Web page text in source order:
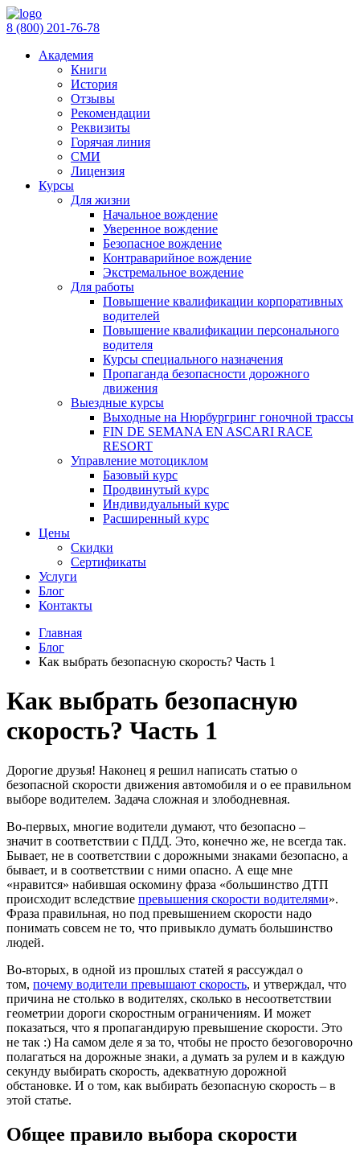
8 (800) 201-76-78
Академия
Книги
История
Отзывы
Рекомендации
Реквизиты
Горячая линия
СМИ
Лицензия
Курсы
Для жизни
Начальное вождение
Уверенное вождение
Безопасное вождение
Контраварийное вождение
Экстремальное вождение
Для работы
Повышение квалификации корпоративных
водителей
Повышение квалификации персонального
водителя
Курсы специального назначения
Пропаганда безопасности дорожного
движения
Выездные курсы
Выходные на Нюрбургринг гоночной трассы
FIN DE SEMANA EN ASCARI RACE
RESORT
Управление мотоциклом
Базовый курс
Продвинутый курс
Индивидуальный курс
Расширенный курс
Цены
Скидки
Сертификаты
Услуги
Блог
Контакты
Главная
Блог
Как выбрать безопасную скорость? Часть 1
Как выбрать безопасную
скорость? Часть 1
Дорогие друзья! Наконец я решил написать статью о
безопасной скорости движения автомобиля и о ее правильном
выборе водителем. Задача сложная и злободневная.
Во-первых, многие водители думают, что безопасно –
значит в соответствии с ПДД. Это, конечно же, не всегда так.
Бывает, не в соответствии с дорожными знаками безопасно, а
бывает, и в соответствии с ними опасно. А еще мне
«нравится» набившая оскомину фраза «большинство ДТП
происходит вследствие превышения скорости водителями».
Фраза правильная, но под превышением скорости надо
понимать совсем не то, что привыкло думать большинство
людей.
Во-вторых, в одной из прошлых статей я рассуждал о
том, почему водители превышают скорость, и утверждал, что
причина не столько в водителях, сколько в несоответствии
геометрии дороги скоростным ограничениям. И может
показаться, что я пропагандирую превышение скорости. Это
не так :) На самом деле я за то, чтобы не просто безоговорочно
полагаться на дорожные знаки, а думать за рулем и в каждую
секунду выбирать скорость, адекватную дорожной
обстановке. И о том, как выбирать безопасную скорость – в
этой статье.
Общее правило выбора скорости